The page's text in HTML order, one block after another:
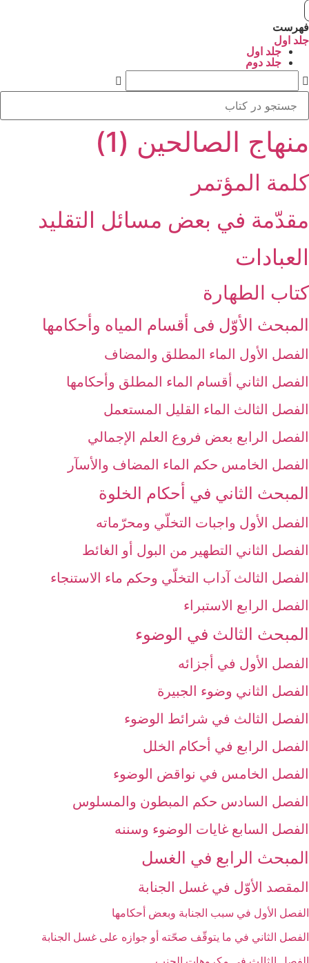
فهرست
جلد اول
جلد اول
جلد دوم
منهاج الصالحین (1)
كلمة المؤتمر
مقدّمة في بعض مسائل التقليد
العبادات‏
كتاب الطهارة
المبحث الأوّل فى أقسام المياه وأحكامها
الفصل الأول الماء المطلق والمضاف‏
الفصل الثاني أقسام الماء المطلق وأحكامها
الفصل الثالث الماء القليل المستعمل‏
الفصل الرابع بعض فروع العلم الإجمالي‏
الفصل الخامس حكم الماء المضاف والأسآر
المبحث الثاني في أحكام الخلوة
الفصل الأول واجبات التخلّي ومحرّماته‏
الفصل الثاني التطهير من البول أو الغائط
الفصل الثالث آداب التخلّي وحكم ماء الاستنجاء
الفصل الرابع الاستبراء
المبحث الثالث في الوضوء
الفصل الأول في أجزائه‏
الفصل الثاني وضوء الجبيرة
الفصل الثالث في شرائط الوضوء
الفصل الرابع في أحكام الخلل
الفصل الخامس في نواقض الوضوء
الفصل السادس حكم المبطون والمسلوس‏
الفصل السابع غايات الوضوء وسننه‏
المبحث الرابع في الغسل‏
المقصد الأوّل في غسل الجنابة
الفصل الأول في سبب الجنابة وبعض أحكامها
الفصل الثاني في ما يتوقّف صحّته أو جوازه على غسل الجنابة